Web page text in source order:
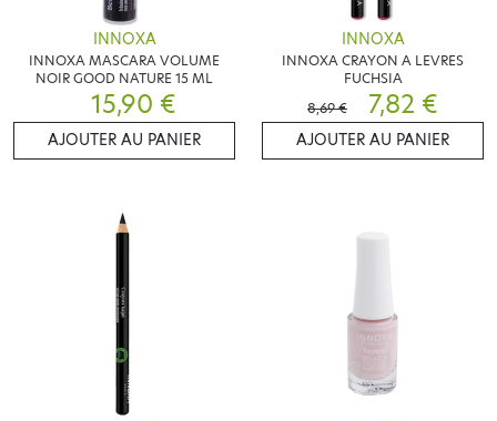
INNOXA
INNOXA MASCARA VOLUME
NOIR GOOD NATURE 15 ML
15,90 €
AJOUTER AU PANIER
INNOXA
INNOXA CRAYON A LEVRES
FUCHSIA
8,69 €
7,82 €
AJOUTER AU PANIER